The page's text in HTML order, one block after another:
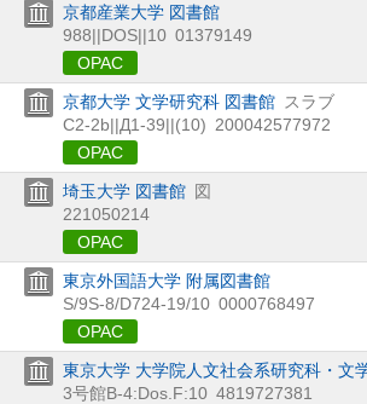
京都産業大学 図書館
988||DOS||10 01379149
OPAC
京都大学 文学研究科 図書館 スラブ
C2-2b||Д1-39||(10) 200042577972
OPAC
埼玉大学 図書館 図
221050214
OPAC
東京外国語大学 附属図書館
S/9S-8/D724-19/10 0000768497
OPAC
東京大学 大学院人文社会系研究科・文
3号館B-4:Dos.F:10 4819727381